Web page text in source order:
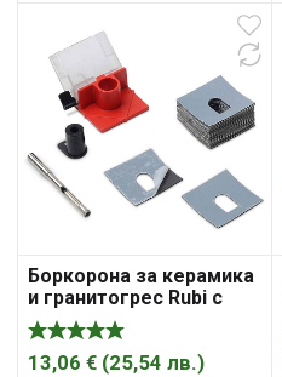
Боркорона за керамика
и гранитогрес Rubi с
диамантена посипка с
цилиндрична опашка
8х70 мм, Easygres
13,06 € (25,54 лв.)